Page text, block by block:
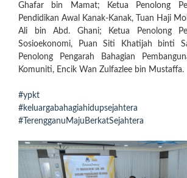
Ghafar bin Mamat; Ketua Penolong
Pendidikan Awal Kanak-Kanak, Tuan Haji
Ali bin Abd. Ghani; Ketua Penolong
Sosioekonomi, Puan Siti Khatijah binti
Penolong Pengarah Bahagian
Komuniti, Encik Wan Zulfazlee bin Mustaffa.
#ypkt
#keluargabahagiahidupsejahtera
#TerengganuMajuBerkatSejahtera